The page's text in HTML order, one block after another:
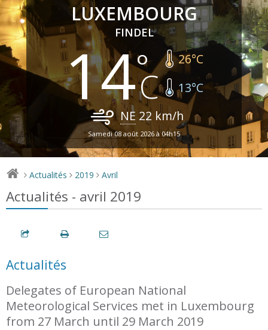
LUXEMBOURG
FINDEL
14 26°C
13°C
NE 22 km/h
Samedi 08 août 2026 à 04h15
> Actualités > 2019 > Avril
Actualités - avril 2019
Actualités
Delegates of European National
Meteorological Services met in Luxembourg
from 27 March until 29 March 2019